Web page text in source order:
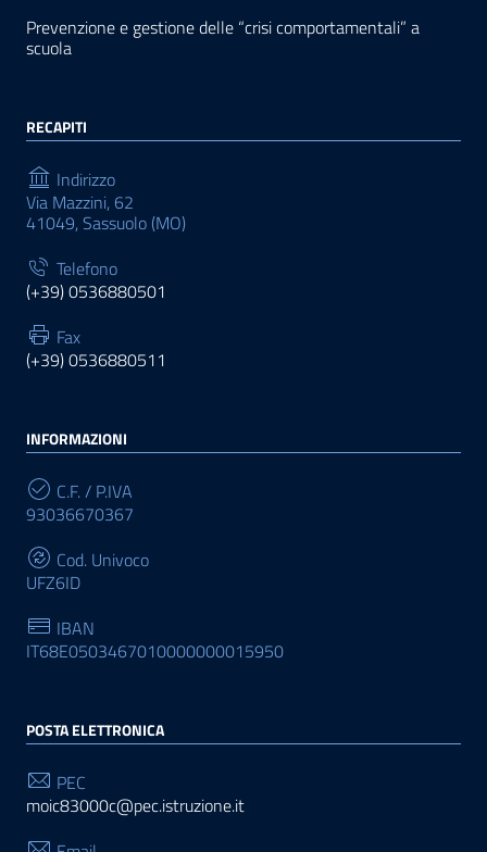
Prevenzione e gestione delle “crisi comportamentali” a
scuola
RECAPITI
Indirizzo
Via Mazzini, 62
41049, Sassuolo (MO)
Telefono
(+39) 0536880501
Fax
(+39) 0536880511
INFORMAZIONI
C.F. / P.IVA
93036670367
Cod. Univoco
UFZ6ID
IBAN
IT68E0503467010000000015950
POSTA ELETTRONICA
PEC
moic83000c@pec.istruzione.it